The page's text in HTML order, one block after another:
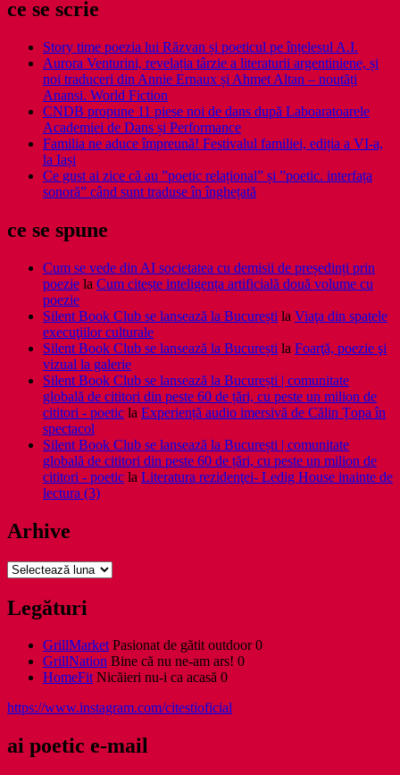
ce se scrie
Story time poezia lui Răzvan și poeticul pe înțelesul A.I.
Aurora Venturini, revelația târzie a literaturii argentiniene, și
noi traduceri din Annie Ernaux și Ahmet Altan – noutăți
Anansi. World Fiction
CNDB propune 11 piese noi de dans după Laboaratoarele
Academiei de Dans și Performance
Familia ne aduce împreună! Festivalul familiei, ediția a VI-a,
la Iași
Ce gust ai zice că au ”poetic relațional” și ”poetic. interfața
sonoră” când sunt traduse în înghețată
ce se spune
Cum se vede din AI societatea cu demisii de președinți prin
poezie la Cum citește inteligența artificială două volume cu
poezie
Silent Book Club se lansează la București la Viaţa din spatele
execuţiilor culturale
Silent Book Club se lansează la București la Foarţă, poezie şi
vizual la galerie
Silent Book Club se lansează la București | comunitate
globală de cititori din peste 60 de țări, cu peste un milion de
cititori - poetic la Experiență audio imersivă de Călin Țopa în
spectacol
Silent Book Club se lansează la București | comunitate
globală de cititori din peste 60 de țări, cu peste un milion de
cititori - poetic la Literatura rezidenţei- Ledig House inainte de
lectura (3)
Arhive
Arhive
Legături
GrillMarketPasionat de gătit outdoor 0
GrillNation Bine că nu ne-am ars! 0
HomeFitNicăieri nu-i ca acasă 0
https://www.instagram.com/citestioficial
ai poetic e-mail